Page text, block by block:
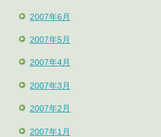
2007年6月
2007年5月
2007年4月
2007年3月
2007年2月
2007年1月